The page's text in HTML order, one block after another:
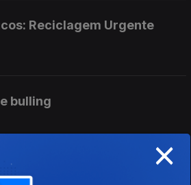
Reciclagem Urgente
bulling
novo cimento
×